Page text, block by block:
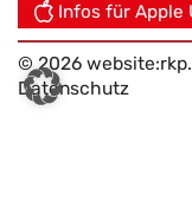
Infos für Apple
© 2026 website:
Datenschutz